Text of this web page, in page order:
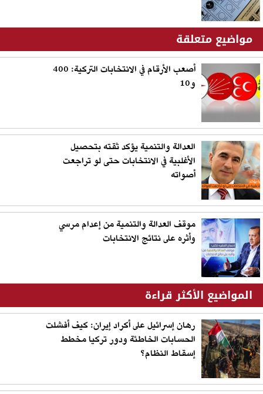
مواضيع متعلقة
أصعب الأرقام في الانتخابات التركية: 400
و10
العدالة والتنمية يؤكد ثقته بتحصيل
الأغلبية في الانتخابات حتى لو تراجعت
أصواته
موقف العدالة والتنمية من إعدام مرسي
وأثره على نتائج الانتخابات
المواضيع الأكثر قراءة
رهان إسرائيل على أكراد إيران: كيف أفشلت
الحسابات الخاطئة ودور تركيا مخطط
إسقاط النظام؟